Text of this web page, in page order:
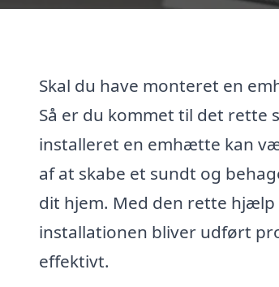
Skal du have monteret en
Så er du kommet til det rette
installeret en emhætte kan
af at skabe et sundt og
dit hjem. Med den rette hjælp
installationen bliver udført
effektivt.